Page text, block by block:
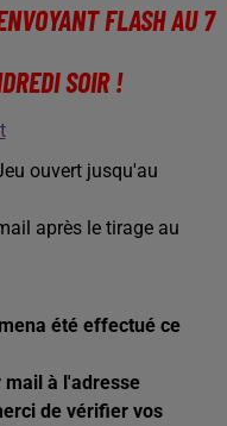
FLASH AU 7
SOIR !
ouvert jusqu'au
après le tirage au
été effectué ce
mail à l'adresse
de vérifier vos